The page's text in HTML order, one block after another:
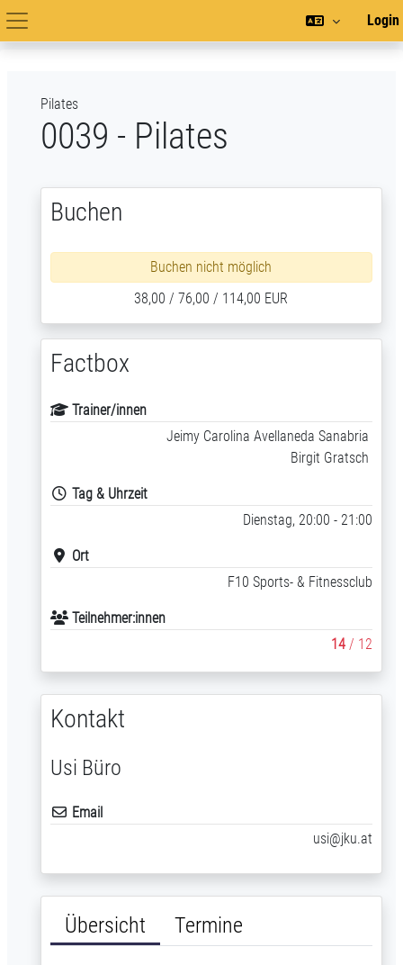
Zum Hauptinhalt
Hauptnavigation
Login
Pilates
0039 - Pilates
Übersicht Termine
Buchen
Buchen nicht möglich
38,00 / 76,00 / 114,00 EUR
Factbox
Trainer/innen
Jeimy Carolina Avellaneda Sanabria
Birgit Gratsch
Tag & Uhrzeit
Dienstag, 20:00 - 21:00
Ort
F10 Sports- & Fitnessclub
Teilnehmer:innen
14 / 12
Kontakt
Usi Büro
Email
usi@jku.at